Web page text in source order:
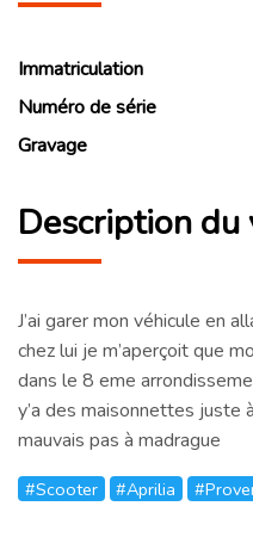
Immatriculation
Numéro de série
Gravage
Description du
J’ai garer mon véhicule en
chez lui je m’aperçoit que
dans le 8 eme
y’a des maisonnettes juste
mauvais pas à madrague
#Scooter #Aprilia